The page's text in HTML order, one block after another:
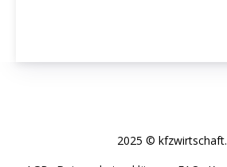
2025 ©